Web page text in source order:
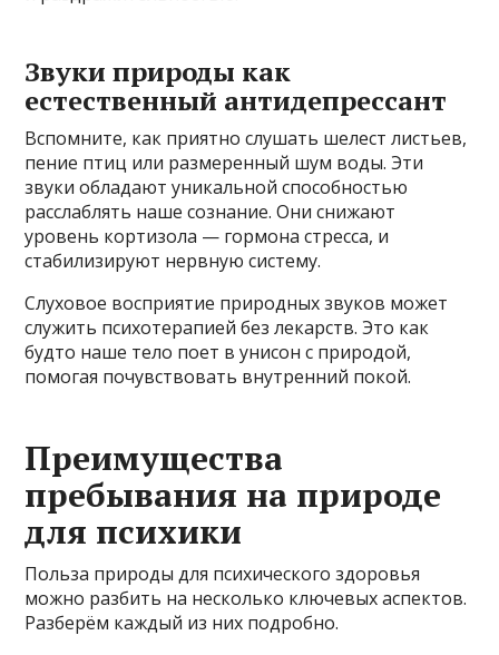
Звуки природы как
естественный антидепрессант
Вспомните, как приятно слушать шелест листьев,
пение птиц или размеренный шум воды. Эти
звуки обладают уникальной способностью
расслаблять наше сознание. Они снижают
уровень кортизола — гормона стресса, и
стабилизируют нервную систему.
Слуховое восприятие природных звуков может
служить психотерапией без лекарств. Это как
будто наше тело поет в унисон с природой,
помогая почувствовать внутренний покой.
Преимущества
пребывания на природе
для психики
Польза природы для психического здоровья
можно разбить на несколько ключевых аспектов.
Разберём каждый из них подробно.